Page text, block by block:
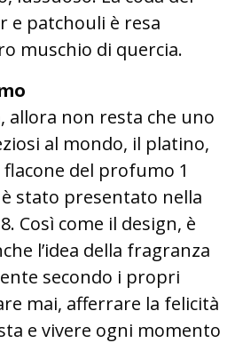
e patchouli è resa
muschio di quercia.
allora non resta che uno
al mondo, il platino,
del profumo 1
stato presentato nella
Così come il design, è
l’idea della fragranza
secondo i propri
mai, afferrare la felicità
e vivere ogni momento